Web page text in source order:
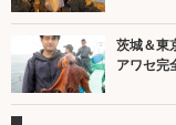
茨城＆東
アワセ完